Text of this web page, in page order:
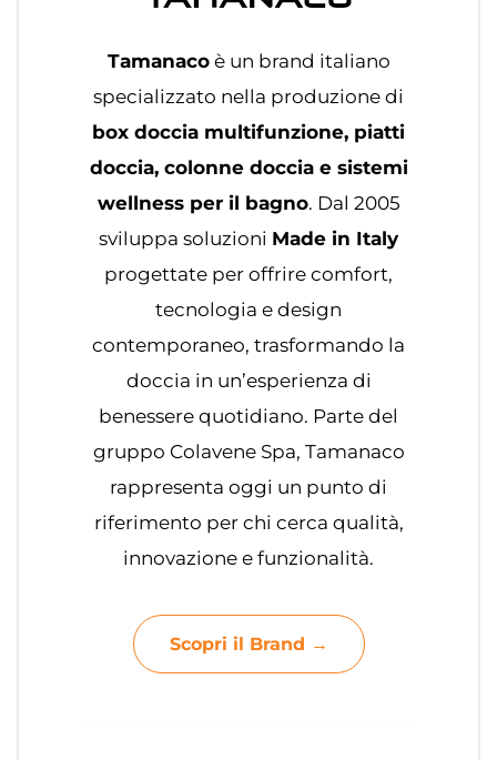
Tamanacoè un brand italiano
specializzato nella produzione di
box doccia multifunzione, piatti
doccia, colonne doccia e sistemi
wellness per il bagno. Dal 2005
sviluppa soluzioni Made in Italy
progettate per offrire comfort,
tecnologia e design
contemporaneo, trasformando la
doccia in un’esperienza di
benessere quotidiano. Parte del
gruppo Colavene Spa, Tamanaco
rappresenta oggi un punto di
riferimento per chi cerca qualità,
innovazione e funzionalità.
Scopri il Brand →